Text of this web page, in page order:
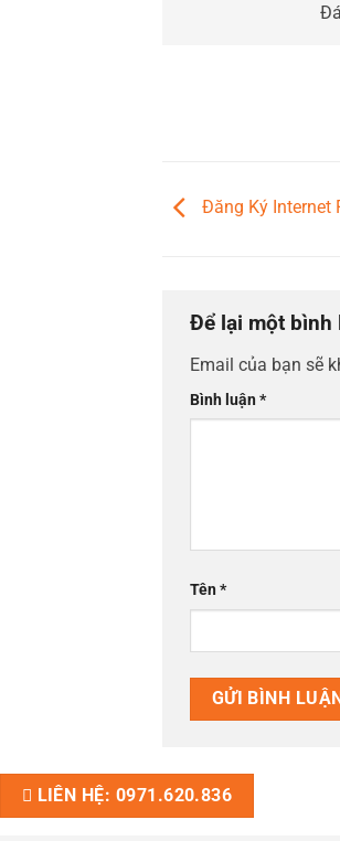
Đăng Ký Internet
Để lại một bình
Email của bạn sẽ
Bình luận*
Tên*
LIÊN HỆ: 0971.620.836